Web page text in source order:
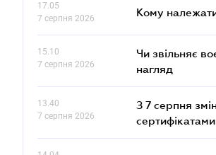
17.05
7 серпня 2026
Кому
15.10
7 серпня 2026
Чи звільняє
нагляд
13.40
7 серпня 2026
З 7 серпня
сертифікатами